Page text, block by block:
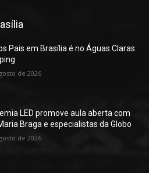
Pais em Brasília é no Águas Claras
de 2026
LED promove aula aberta com
Braga e especialistas da Globo
de 2026